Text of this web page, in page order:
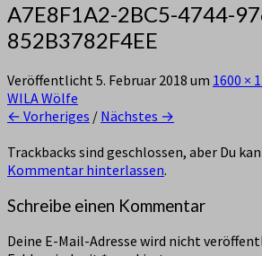
A7E8F1A2-2BC5-4744-
852B3782F4EE
Veröffentlicht 5. Februar 2018 um 1600 ×
WILA Wölfe
← Vorheriges / Nächstes →
Trackbacks sind geschlossen, aber Du
Kommentar hinterlassen.
Schreibe einen Kommentar
Deine E-Mail-Adresse wird nicht